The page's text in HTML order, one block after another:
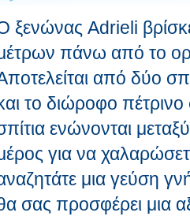
ξενώνας Adrieli
πάνω από το
από δύο
το διώροφο
ενώνονται
για να
μια γεύση
σας προσφέρει μια